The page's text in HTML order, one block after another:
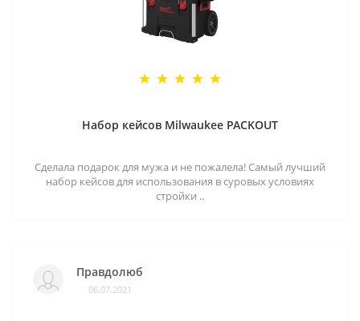
Набор кейсов Milwaukee PACKOUT
Сделала подарок для мужа и не пожалела! Самый лучший
набор кейсов для использования в суровых условиях
стройки ..
Правдолюб
06.07.2021